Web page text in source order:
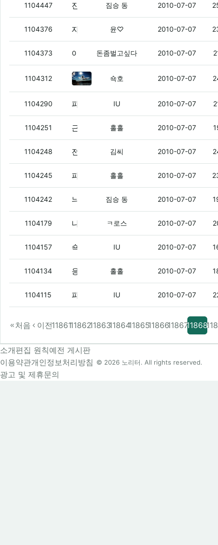
1104447 (1)
짐승 동 2010-07-07
1104376 윤♡ 2010-07-07
1104373 (6)
돈좀벌고싶다 2010-07-07
1104312 근데 이거 그냥 개통철회하까? -_-
쇽호 2010-07-07
1104290 IU 2010-07-07
1104251 (8)
홀홀 2010-07-07
1104248 김씨 2010-07-07
1104245 (2)
홀홀 2010-07-07
1104242 짐승 동 2010-07-07
1104179 ㅋ로스 2010-07-07
1104157 (4)
IU 2010-07-07
1104134 (3)
홀홀 2010-07-07
1104115 (3)IU 2010-07-07
처음 이전1186111862118631186411865118661186711868
소개편집 원칙예전 게시판
이용약관개인정보처리방침
광고 및 제휴문의
© 2026 노리터. All rights reserved.